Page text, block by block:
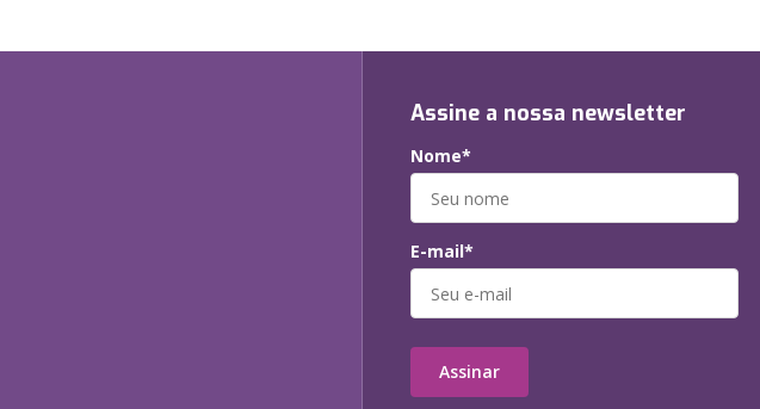
Assine a nossa newsletter
Nome*
E-mail*
Assinar